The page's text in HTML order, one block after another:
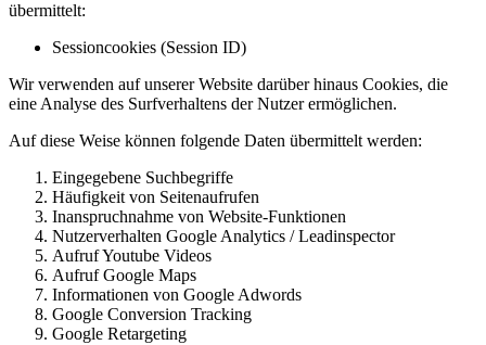
übermittelt:
Sessioncookies (Session ID)
Wir verwenden auf unserer Website darüber hinaus Cookies, die
eine Analyse des Surfverhaltens der Nutzer ermöglichen.
Auf diese Weise können folgende Daten übermittelt werden:
Eingegebene Suchbegriffe
Häufigkeit von Seitenaufrufen
Inanspruchnahme von Website-Funktionen
Nutzerverhalten Google Analytics / Leadinspector
Aufruf Youtube Videos
Aufruf Google Maps
Informationen von Google Adwords
Google Conversion Tracking
Google Retargeting